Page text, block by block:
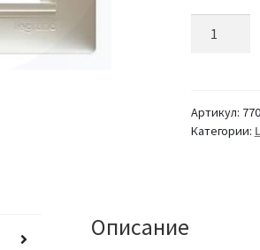
Рамка
Артикул:
Категории:
Описание